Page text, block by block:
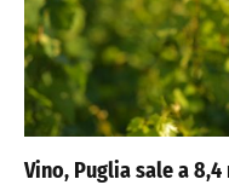
Vino, Puglia sale a